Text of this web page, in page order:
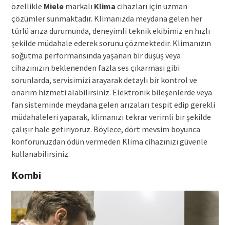
özellikle Mielemarkalı Klima cihazları için uzman
çözümler sunmaktadır. Klimanızda meydana gelen her
türlü arıza durumunda, deneyimli teknik ekibimiz en hızlı
şekilde müdahale ederek sorunu çözmektedir. Klimanızın
soğutma performansında yaşanan bir düşüş veya
cihazınızın beklenenden fazla ses çıkarması gibi
sorunlarda, servisimizi arayarak detaylı bir kontrol ve
onarım hizmeti alabilirsiniz. Elektronik bileşenlerde veya
fan sisteminde meydana gelen arızaları tespit edip gerekli
müdahaleleri yaparak, klimanızı tekrar verimli bir şekilde
çalışır hale getiriyoruz. Böylece, dört mevsim boyunca
konforunuzdan ödün vermeden Klima cihazınızı güvenle
kullanabilirsiniz.
Kombi